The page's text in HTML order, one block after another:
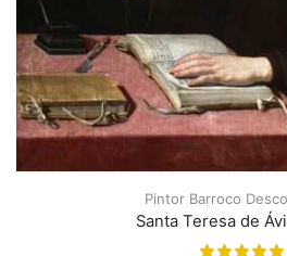
Pintor Barroco
Santa Teresa de